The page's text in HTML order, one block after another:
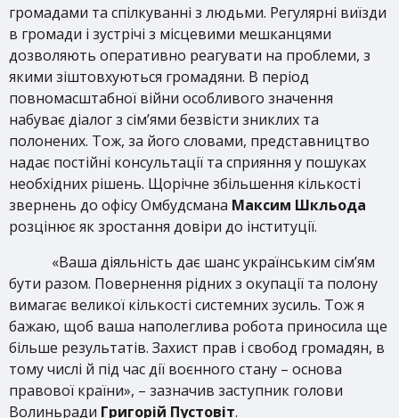
громадами та спілкуванні з людьми. Регулярні виїзди
в громади і зустрічі з місцевими мешканцями
дозволяють оперативно реагувати на проблеми, з
якими зіштовхуються громадяни. В період
повномасштабної війни особливого значення
набуває діалог з сім’ями безвісти зниклих та
полонених. Тож, за його словами, представництво
надає постійні консультації та сприяння у пошуках
необхідних рішень. Щорічне збільшення кількості
звернень до офісу Омбудсмана Максим Шкльода
розцінює як зростання довіри до інституції.
«Ваша діяльність дає шанс українським сім’ям
бути разом. Повернення рідних з окупації та полону
вимагає великої кількості системних зусиль. Тож я
бажаю, щоб ваша наполеглива робота приносила ще
більше результатів. Захист прав і свобод громадян, в
тому числі й під час дії воєнного стану – основа
правової країни», – зазначив заступник голови
Волиньради Григорій Пустовіт.